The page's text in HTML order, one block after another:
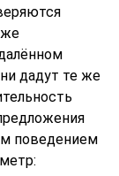
же
дадут те же
поведением